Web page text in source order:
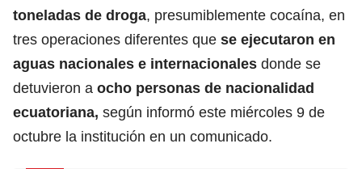
toneladas de droga, presumiblemente cocaína, en
tres operaciones diferentes que se ejecutaron en
aguas nacionales e internacionales donde se
detuvieron a ocho personas de nacionalidad
ecuatoriana, según informó este miércoles 9 de
octubre la institución en un comunicado.